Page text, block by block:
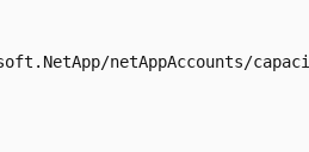
netAppAccounts/